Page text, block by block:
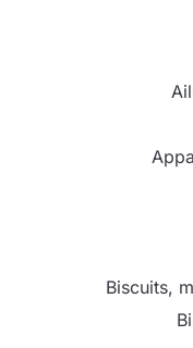
Biscuits,